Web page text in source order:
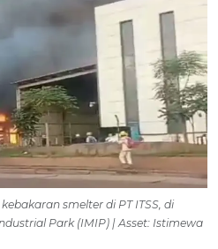
smelter di PT ITSS, di
Park (IMIP) | Asset: Istimewa